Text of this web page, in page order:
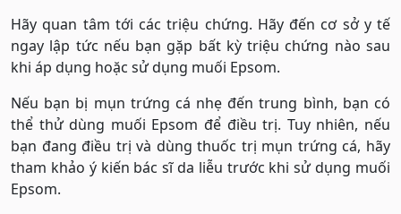
Hãy quan tâm tới các triệu chứng. Hãy đến cơ sở y tế
ngay lập tức nếu bạn gặp bất kỳ triệu chứng nào sau
khi áp dụng hoặc sử dụng muối Epsom.
Nếu bạn bị mụn trứng cá nhẹ đến trung bình, bạn có
thể thử dùng muối Epsom để điều trị. Tuy nhiên, nếu
bạn đang điều trị và dùng thuốc trị mụn trứng cá, hãy
tham khảo ý kiến ​​bác sĩ da liễu trước khi sử dụng muối
Epsom.